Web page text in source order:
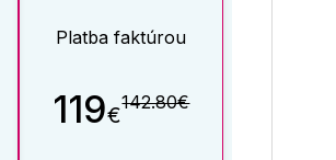
Platba faktúrou
119€142.80€